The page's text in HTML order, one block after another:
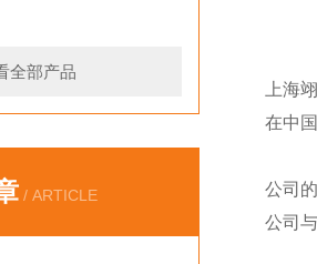
全部产品
/ ARTICLE
上海
在中
公司
公司